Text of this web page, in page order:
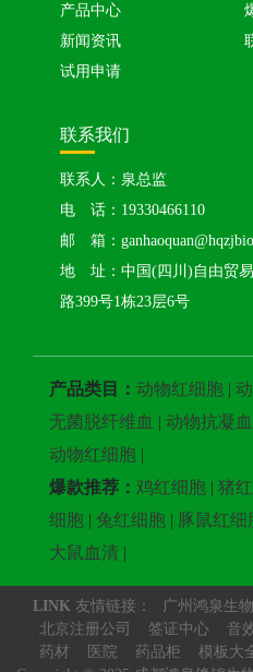
产品中心
新闻资讯
试用申请
联系我们
联系人：泉总监
电 话：19330466110
邮 箱：
地 址：中国(四川)自由贸
路399号1栋23层6号
产品类目： 动物红细胞 |
无菌脱纤维血 | 动物抗凝血
动物红细胞 |
爆款推荐： 鸡红细胞 | 猪
细胞 | 兔红细胞 | 豚鼠红细
大鼠血清 |
LINK 友情链接：
广州鸿泉生
北京注册公司
签证中心 音
药材
医院 药品柜
模板大